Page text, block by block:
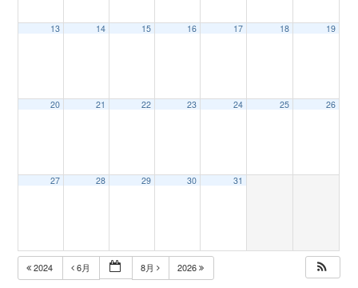
13 14 15 16 17 18 19
20 21 22 23 24 25 26
27 28 29 30 31
2024 6月 8月 2026